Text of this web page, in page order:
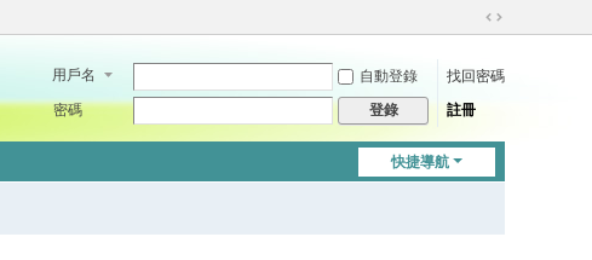
切
到
用戶名 自動登錄
找回密碼
密碼
登錄 註冊
快捷導航